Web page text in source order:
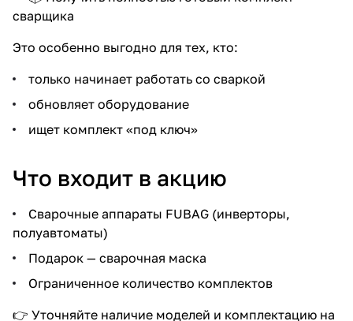
сварщика
Это особенно выгодно для тех, кто:
только начинает работать со сваркой
обновляет оборудование
ищет комплект «под ключ»
Что входит в акцию
Сварочные аппараты FUBAG (инверторы,
полуавтоматы)
Подарок — сварочная маска
Ограниченное количество комплектов
👉 Уточняйте наличие моделей и комплектацию на